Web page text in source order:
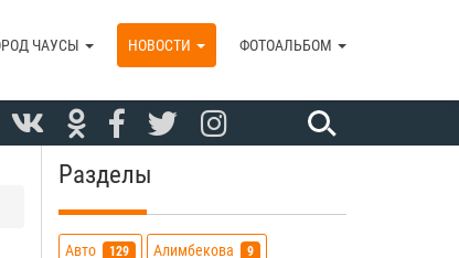
ЧАУСЫ НОВОСТИ ФОТОАЛЬБОМ
Разделы
Авто 129 Алимбекова 9